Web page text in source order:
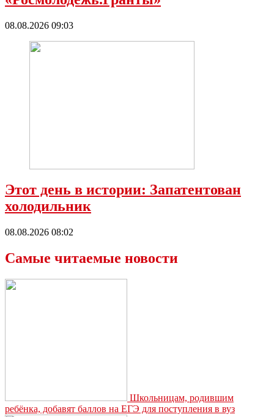
08.08.2026 09:03
Этот день в истории: Запатентован
холодильник
08.08.2026 08:02
Самые читаемые новости
Школьницам, родившим
ребёнка, добавят баллов на ЕГЭ для поступления в вуз